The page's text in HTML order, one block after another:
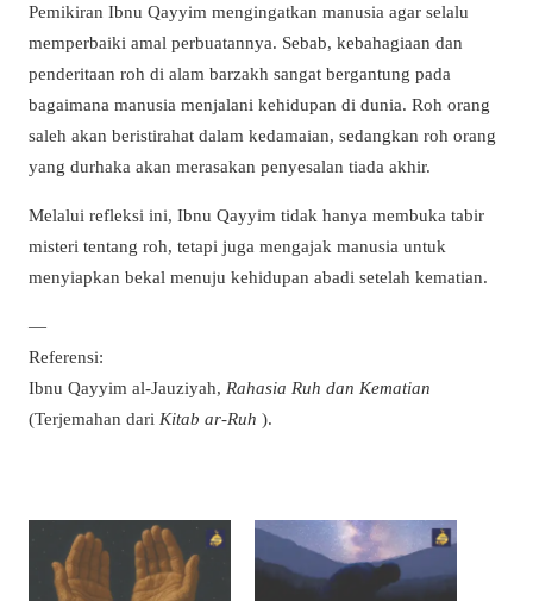
Pemikiran Ibnu Qayyim mengingatkan manusia agar selalu
memperbaiki amal perbuatannya. Sebab, kebahagiaan dan
penderitaan roh di alam barzakh sangat bergantung pada
bagaimana manusia menjalani kehidupan di dunia. Roh orang
saleh akan beristirahat dalam kedamaian, sedangkan roh orang
yang durhaka akan merasakan penyesalan tiada akhir.
Melalui refleksi ini, Ibnu Qayyim tidak hanya membuka tabir
misteri tentang roh, tetapi juga mengajak manusia untuk
menyiapkan bekal menuju kehidupan abadi setelah kematian.
—
Referensi:
Ibnu Qayyim al-Jauziyah, Rahasia Ruh dan Kematian
(Terjemahan dari Kitab ar-Ruh ).